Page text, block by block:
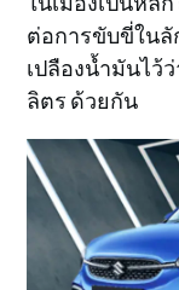
ต่อการขับขี่ใน
เปลืองน้ำมันไว้
ลิตร ด้วยกัน